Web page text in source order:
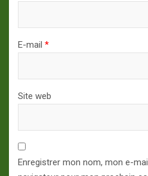
E-mail *
Site web
Enregistrer mon nom, mon e-